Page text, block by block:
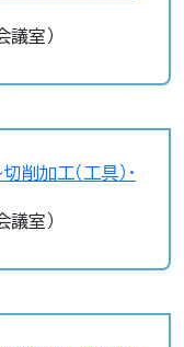
室）
加工（工具）・
室）